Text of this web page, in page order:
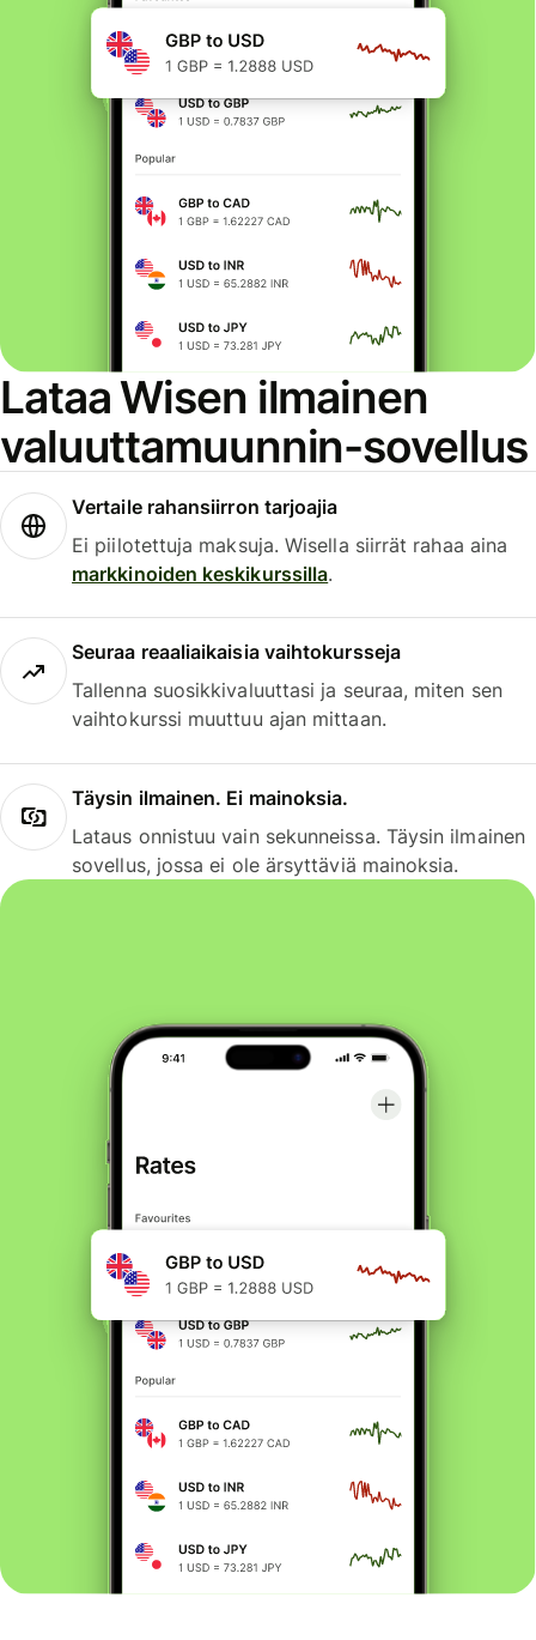
Lataa Wisen ilmainen
valuuttamuunnin-sovellus
Vertaile rahansiirron tarjoajia
Ei piilotettuja maksuja. Wisella siirrät rahaa aina
markkinoiden keskikurssilla.
Seuraa reaaliaikaisia vaihtokursseja
Tallenna suosikkivaluuttasi ja seuraa, miten sen
vaihtokurssi muuttuu ajan mittaan.
Täysin ilmainen. Ei mainoksia.
Lataus onnistuu vain sekunneissa. Täysin ilmainen
sovellus, jossa ei ole ärsyttäviä mainoksia.